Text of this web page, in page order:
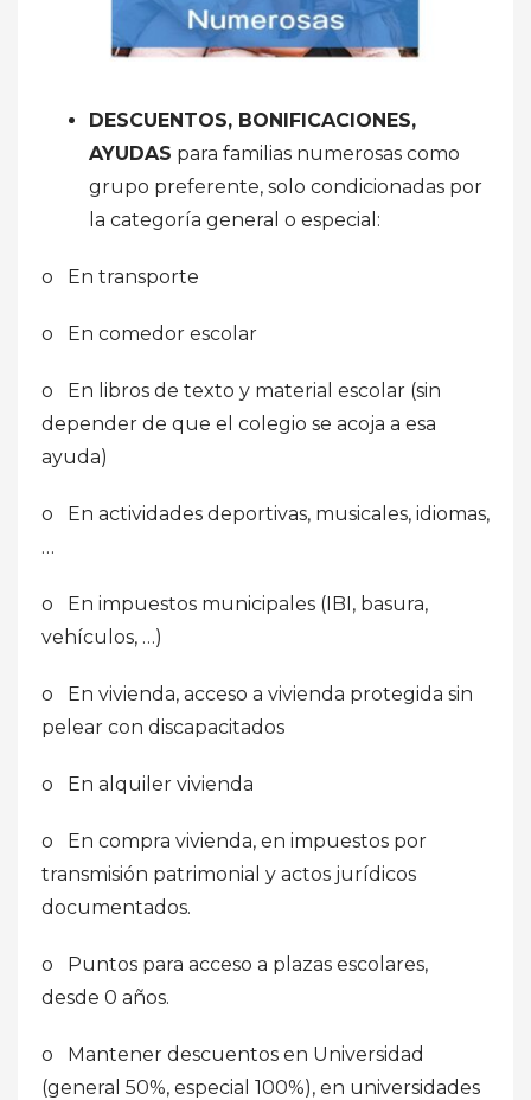
DESCUENTOS, BONIFICACIONES,
AYUDAS para familias numerosas como
grupo preferente, solo condicionadas por
la categoría general o especial:
o En transporte
o En comedor escolar
o En libros de texto y material escolar (sin
depender de que el colegio se acoja a esa
ayuda)
o En actividades deportivas, musicales, idiomas,
…
o En impuestos municipales (IBI, basura,
vehículos, …)
o En vivienda, acceso a vivienda protegida sin
pelear con discapacitados
o En alquiler vivienda
o En compra vivienda, en impuestos por
transmisión patrimonial y actos jurídicos
documentados.
o Puntos para acceso a plazas escolares,
desde 0 años.
o Mantener descuentos en Universidad
(general 50%, especial 100%), en universidades